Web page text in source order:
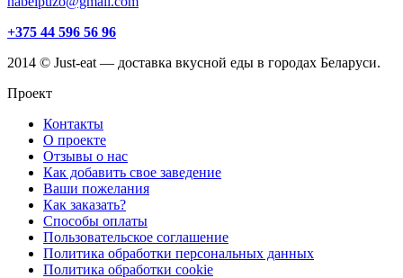
+375 44 596 56 96
2014 © Just-eat — доставка вкусной еды в городах Беларуси.
Проект
Контакты
О проекте
Отзывы о нас
Как добавить свое заведение
Ваши пожелания
Как заказать?
Способы оплаты
Пользовательское соглашение
Политика обработки персональных данных
Политика обработки cookie